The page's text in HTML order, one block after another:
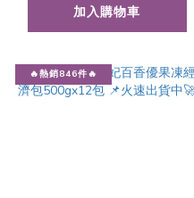
加入購物車
🔥熱銷846件🔥